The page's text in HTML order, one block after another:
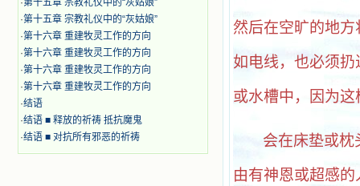
·第十五章 宗教礼仪中的“灰姑娘”
·第十五章 宗教礼仪中的“灰姑娘”
·第十六章 重建牧灵工作的方向
·第十六章 重建牧灵工作的方向
·第十六章 重建牧灵工作的方向
·第十六章 重建牧灵工作的方向
·结语
·结语 ■ 释放的祈祷 抵抗魔鬼
·结语 ■ 对抗所有邪恶的祈祷
然后在空旷的地
如电线，也必须
或水槽中，因为
会在床垫或枕
由有神恩或超感